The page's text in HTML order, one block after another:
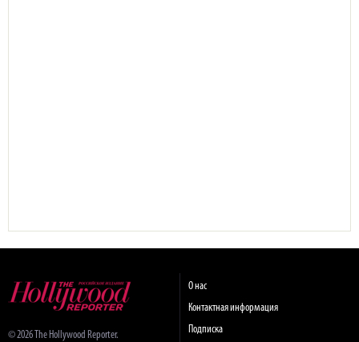
© 2026 The Hollywood Reporter.
О нас
Контактная информация
Подписка